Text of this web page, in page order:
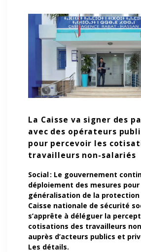
La Caisse va signer des
avec des opérateurs
pour percevoir les
travailleurs non-salariés
Social : Le gouvernement
déploiement des mesures
généralisation de la protection
Caisse nationale de sécurité
s’apprête à déléguer la
cotisations des travailleurs
auprès d’acteurs publics et
Les détails.